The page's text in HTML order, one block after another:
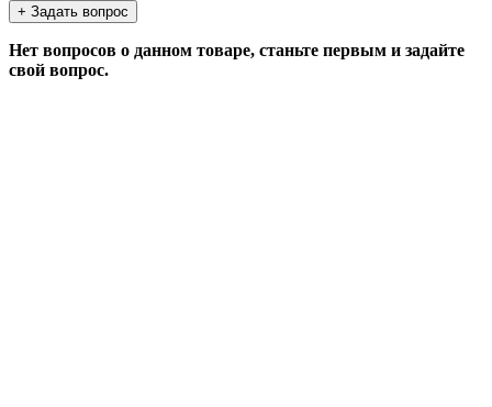
+ Задать вопрос
Нет вопросов о данном товаре, станьте первым и задайте
свой вопрос.